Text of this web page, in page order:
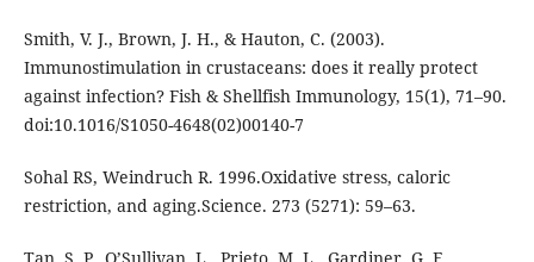
Smith, V. J., Brown, J. H., & Hauton, C. (2003).
Immunostimulation in crustaceans: does it really protect
against infection? Fish & Shellfish Immunology, 15(1), 71–90.
doi:10.1016/S1050-4648(02)00140-7
Sohal RS, Weindruch R. 1996.Oxidative stress, caloric
restriction, and aging.Science. 273 (5271): 59–63.